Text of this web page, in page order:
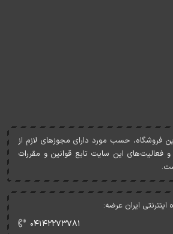
فروشگاه، حسب مورد دارای مجوزهای لازم از
فعاليت‌های اين سايت تابع قوانين و مقررات
ایران عرضه:
۰۴۱۴۲۲۷۳۷۸۱